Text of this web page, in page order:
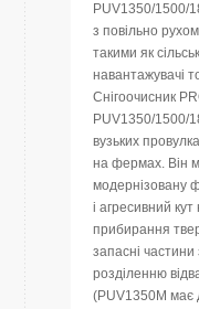
PUV1350/1500/
з повільно
такими як
навантажувачі
Снігоочисник
PUV1350/1500/
вузьких
на фермах. Він
модернізовану
і агресивний
прибирання
запасні
розділенню
(PUV1350M має